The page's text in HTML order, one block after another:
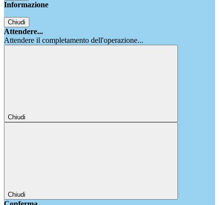
Informazione
Chiudi
Attendere...
Attendere il completamento dell'operazione...
Chiudi
Chiudi